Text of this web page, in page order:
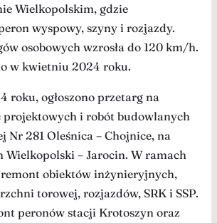
Wielkopolskim, gdzie
wyspowy, szyny i rozjazdy.
osobowych wzrosła do 120 km/h.
w kwietniu 2024 roku.
roku, ogłoszono przetarg na
i robót budowlanych
Nr 281 Oleśnica – Chojnice, na
– Jarocin. W ramach
obiektów inżynieryjnych,
torowej, rozjazdów, SRK i SSP.
peronów stacji Krotoszyn oraz